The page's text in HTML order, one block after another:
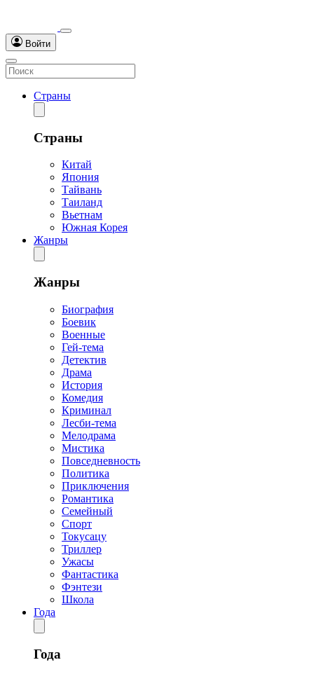
Войти
Страны
Страны
Китай
Япония
Тайвань
Таиланд
Вьетнам
Южная Корея
Жанры
Жанры
Биография
Боевик
Военные
Гей-тема
Детектив
Драма
История
Комедия
Криминал
Лесби-тема
Мелодрама
Мистика
Повседневность
Политика
Приключения
Романтика
Семейный
Спорт
Токусацу
Триллер
Ужасы
Фантастика
Фэнтези
Школа
Года
Года